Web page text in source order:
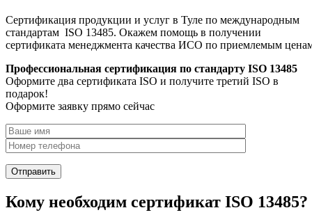
Сертификация продукции и услуг в Туле по международным
стандартам ISO 13485. Окажем помощь в получении
сертификата менеджмента качества ИСО по приемлемым
Профессиональная сертификация по стандарту ISO 13485
Оформите два сертификата ISO и получите третий ISO в
подарок!
Оформите заявку прямо сейчас
Кому необходим сертификат ISO 13485?